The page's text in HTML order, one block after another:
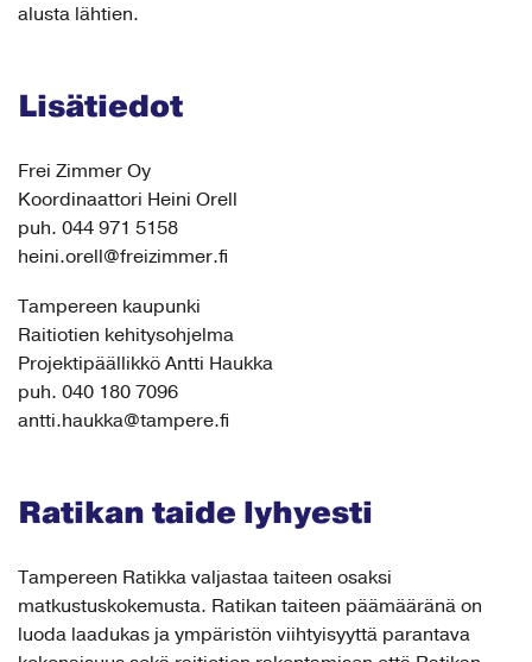
alusta lähtien.
Lisätiedot
Frei Zimmer Oy
Koordinaattori Heini Orell
puh. 044 971 5158
heini.orell@freizimmer.fi
Tampereen kaupunki
Raitiotien kehitysohjelma
Projektipäällikkö Antti Haukka
puh. 040 180 7096
antti.haukka@tampere.fi
Ratikan taide lyhyesti
Tampereen Ratikka valjastaa taiteen osaksi
matkustuskokemusta. Ratikan taiteen päämääränä on
luoda laadukas ja ympäristön viihtyisyyttä parantava